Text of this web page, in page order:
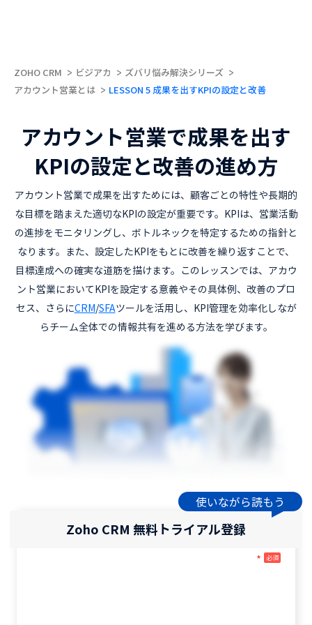
ZOHO CRM ビジアカ
ズバリ悩み解決シリーズ
アカウント営業とは
LESSON 5 成果を出すKPIの設定と改善
アカウント営業で成果を出す
KPIの設定と改善の進め方
アカウント営業で成果を出すためには、顧客ごとの特性や長期的
な目標を踏まえた適切なKPIの設定が重要です。KPIは、営業活動
の進捗をモニタリングし、ボトルネックを特定するための指針と
なります。また、設定したKPIをもとに改善を繰り返すことで、
目標達成への確実な道筋を描けます。このレッスンでは、アカウ
ント営業においてKPIを設定する意義やその具体例、改善のプロ
セス、さらにCRM/SFAツールを活用し、KPI管理を効率化しなが
らチーム全体での情報共有を進める方法を学びます。
Zoho CRM 無料トライアル登録
使いながら読もう
* 必須